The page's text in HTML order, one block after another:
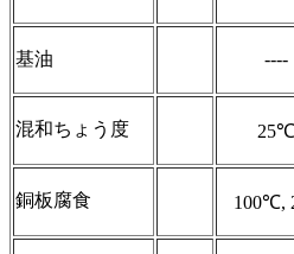
基油 ----
混和ちょう度 25℃
銅板腐食 100℃,